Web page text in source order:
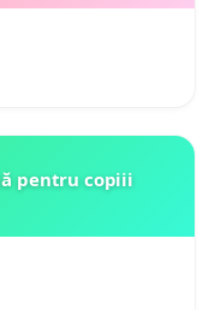
pentru copiii